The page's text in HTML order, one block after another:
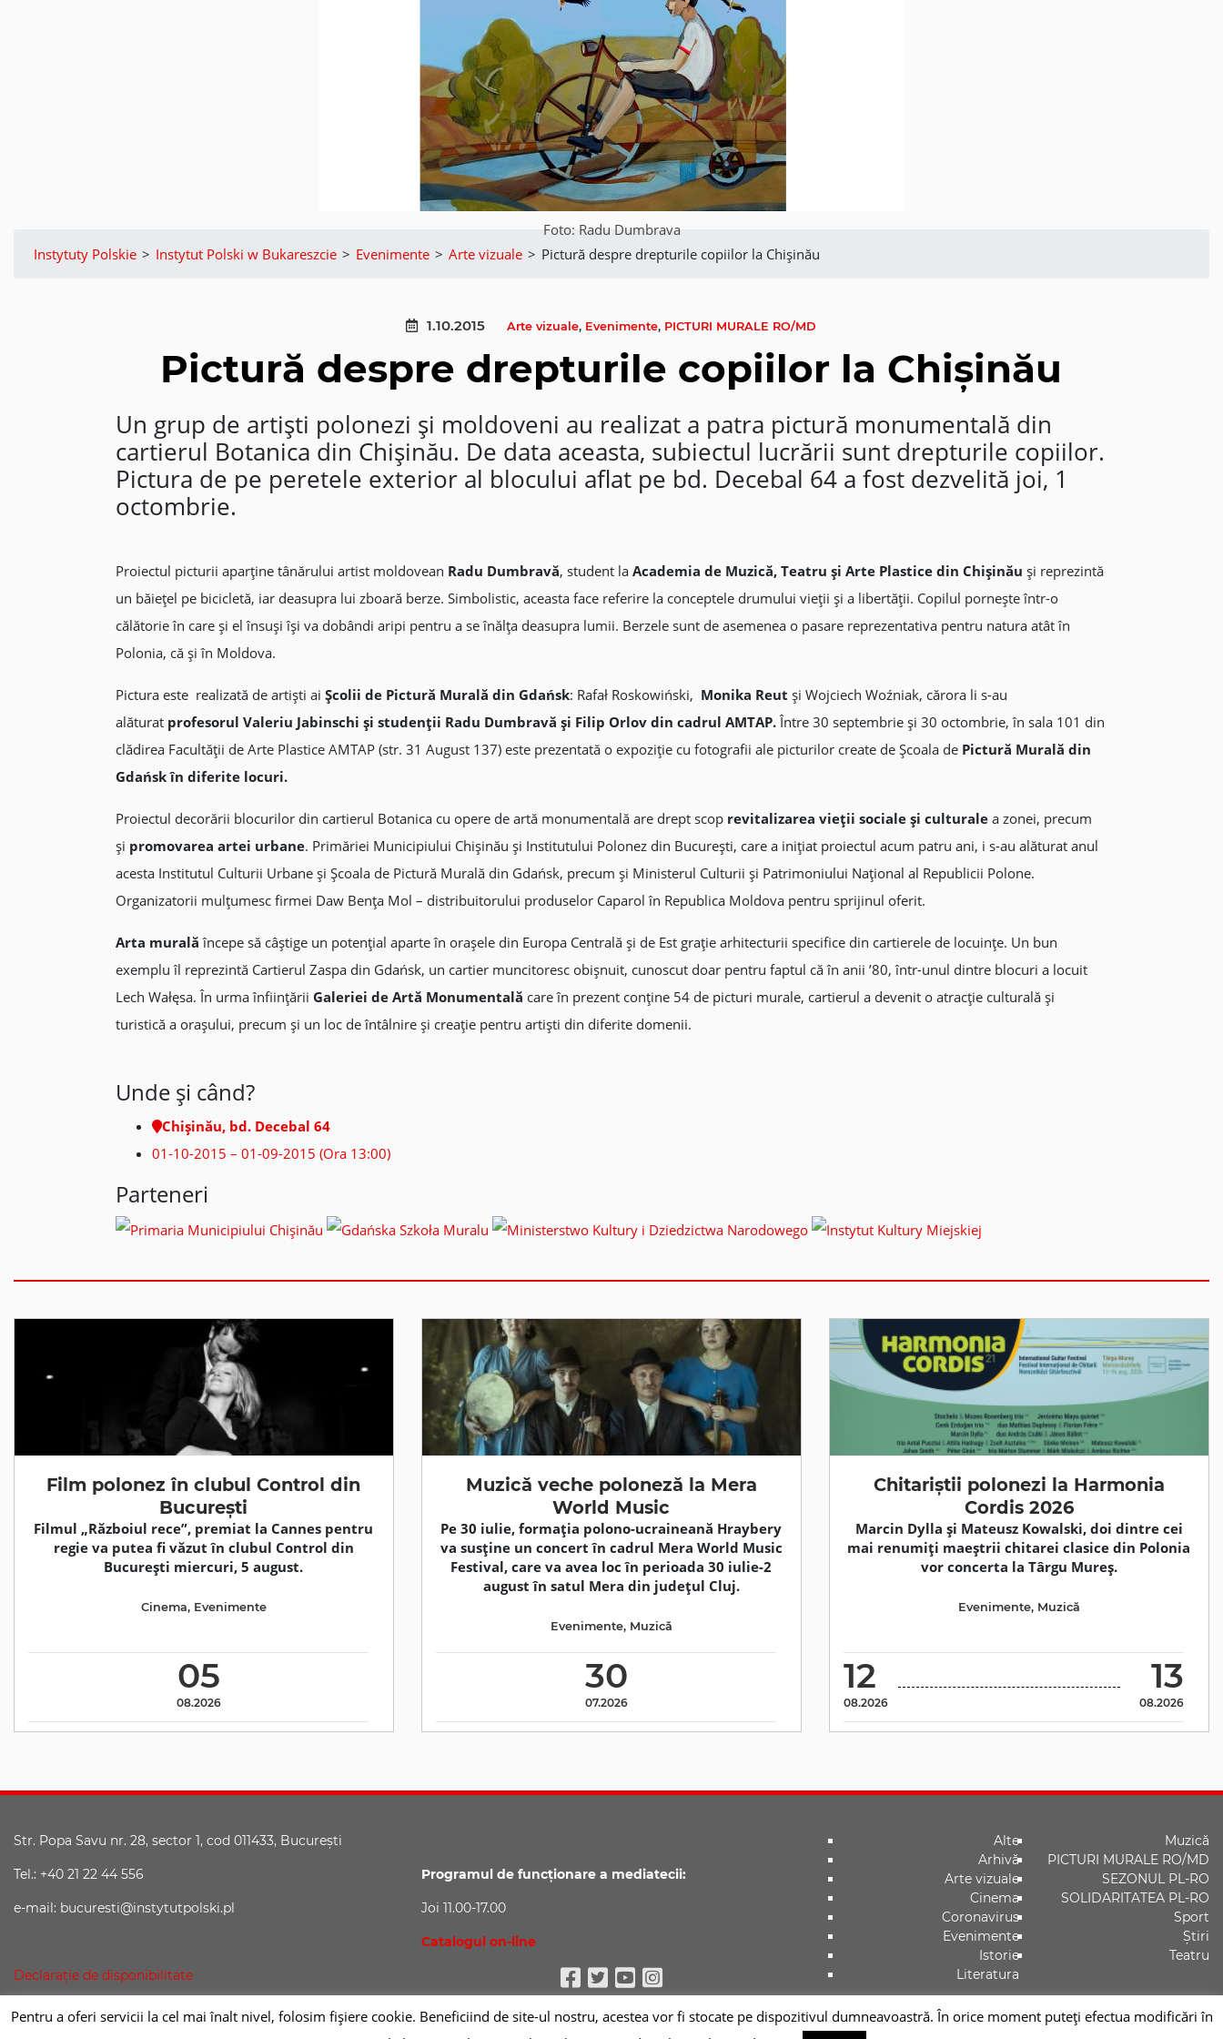
Foto: Radu Dumbrava
Instytuty Polskie > Instytut Polski w Bukareszcie > Evenimente > Arte vizuale > Pictură despre drepturile copiilor la Chișinău
1.10.2015 Arte vizuale, Evenimente, PICTURI MURALE RO/MD
Pictură despre drepturile copiilor la Chișinău
Un grup de artiști polonezi și moldoveni au realizat a patra pictură monumentală din
cartierul Botanica din Chișinău. De data aceasta, subiectul lucrării sunt drepturile copiilor.
Pictura de pe peretele exterior al blocului aflat pe bd. Decebal 64 a fost dezvelită joi, 1
octombrie.
Proiectul picturii aparține tânărului artist moldovean Radu Dumbravă, student la Academia de Muzică, Teatru și Arte Plastice din Chișinău și reprezintă
un băiețel pe bicicletă, iar deasupra lui zboară berze. Simbolistic, aceasta face referire la conceptele drumului vieții și a libertății. Copilul pornește într-o
călătorie în care și el însuși își va dobândi aripi pentru a se înălța deasupra lumii. Berzele sunt de asemenea o pasare reprezentativa pentru natura atât în
Polonia, că și în Moldova.
Pictura este realizată de artiști ai Școlii de Pictură Murală din Gdańsk: Rafał Roskowiński, Monika Reut și Wojciech Woźniak, cărora li s-au
alăturat profesorul Valeriu Jabinschi și studenții Radu Dumbravă și Filip Orlov din cadrul AMTAP.Între 30 septembrie și 30 octombrie, în sala 101 din
clădirea Facultății de Arte Plastice AMTAP (str. 31 August 137) este prezentată o expoziție cu fotografii ale picturilor create de Școala de Pictură Murală din
Gdańsk în diferite locuri.
Proiectul decorării blocurilor din cartierul Botanica cu opere de artă monumentală are drept scop revitalizarea vieții sociale și culturalea zonei, precum
și promovarea artei urbane. Primăriei Municipiului Chișinău și Institutului Polonez din București, care a inițiat proiectul acum patru ani, i s-au alăturat anul
acesta Institutul Culturii Urbane și Școala de Pictură Murală din Gdańsk, precum și Ministerul Culturii și Patrimoniului Național al Republicii Polone.
Organizatorii mulțumesc firmei Daw Bența Mol – distribuitorului produselor Caparol în Republica Moldova pentru sprijinul oferit.
Arta murală începe să câştige un potenţial aparte în oraşele din Europa Centrală şi de Est graţie arhitecturii specifice din cartierele de locuinţe. Un bun
exemplu îl reprezintă Cartierul Zaspa din Gdańsk, un cartier muncitoresc obişnuit, cunoscut doar pentru faptul că în anii ’80, într-unul dintre blocuri a locuit
Lech Wałęsa. În urma înfiinţării Galeriei de Artă Monumentală care în prezent conține 54 de picturi murale, cartierul a devenit o atracţie culturală şi
turistică a oraşului, precum şi un loc de întâlnire şi creaţie pentru artişti din diferite domenii.
Unde şi când?
Chișinău, bd. Decebal 64
01-10-2015 – 01-09-2015 (Ora 13:00)
Parteneri
Film polonez în clubul Control din
București
Filmul „Războiul rece”, premiat la Cannes pentru
regie va putea fi văzut în clubul Control din
București miercuri, 5 august.
05
08.2026
Cinema, Evenimente
Muzică veche poloneză la Mera
World Music
Pe 30 iulie, formația polono-ucraineană Hraybery
va susține un concert în cadrul Mera World Music
Festival, care va avea loc în perioada 30 iulie-2
august în satul Mera din județul Cluj.
30
07.2026
Evenimente, Muzică
Chitariștii polonezi la Harmonia
Cordis 2026
Marcin Dylla și Mateusz Kowalski, doi dintre cei
mai renumiți maeștrii chitarei clasice din Polonia
vor concerta la Târgu Mureș.
12
08.2026
13
08.2026
Evenimente, Muzică
Str. Popa Savu nr. 28, sector 1, cod 011433, Bucureşti
Tel.: +40 21 22 44 556
e-mail: bucuresti@instytutpolski.pl
Declaraţie de disponibilitate
Programul de funcționare a mediatecii:
Joi 11.00-17.00
Catalogul on-line
Facebook
Twitter
Youtube
Instagram
Alte
Arhivă
Arte vizuale
Cinema
Coronavirus
Evenimente
Istorie
Literatura
Muzică
PICTURI MURALE RO/MD
SEZONUL PL-RO
SOLIDARITATEA PL-RO
Sport
Știri
Teatru
Pentru a oferi servicii la cel mai înalt nivel, folosim fişiere cookie. Beneficiind de site-ul nostru, acestea vor fi stocate pe dispozitivul dumneavoastră. În orice moment puteți efectua modificări în